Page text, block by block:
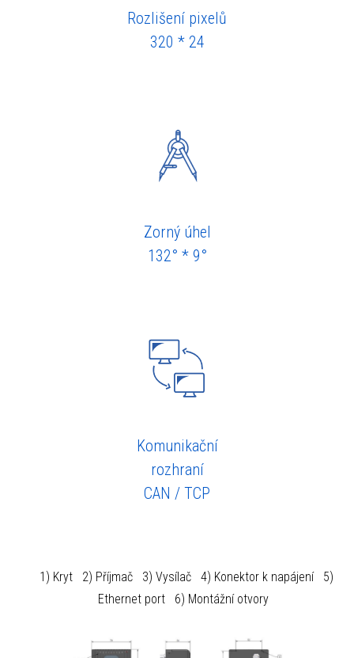
Rozlišení pixelů
320 * 24
Zorný úhel
132° * 9°
Komunikační
rozhraní
CAN / TCP
1) Kryt 2) Příjmač 3) Vysílač 4) Konektor k napájení
5)
Ethernet port
6) Montážní otvory